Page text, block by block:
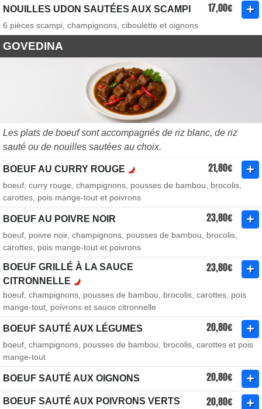
NOUILLES UDON SAUTÉES AUX SCAMPI 17,00€
6 pièces scampi, champignons, ciboulette et oignons
GOVEDINA
Les plats de boeuf sont accompagnés de riz blanc, de riz
sauté ou de nouilles sautées au choix.
BOEUF AU CURRY ROUGE 21,80€
boeuf, curry rouge, champignons, pousses de bambou, brocolis,
carottes, pois mange-tout et poivrons
BOEUF AU POIVRE NOIR 23,80€
boeuf, poivre noir, champignons, pousses de bambou, brocolis,
carottes, pois mange-tout et poivrons
BOEUF GRILLÉ À LA SAUCE
CITRONNELLE
23,80€
boeuf, champignons, pousses de bambou, brocolis, carottes, pois
mange-tout, poivrons et sauce citronnelle
BOEUF SAUTÉ AUX LÉGUMES 20,80€
boeuf, champignons, pousses de bambou, brocolis, carottes et pois
mange-tout
BOEUF SAUTÉ AUX OIGNONS 20,80€
BOEUF SAUTÉ AUX POIVRONS VERTS 20,80€